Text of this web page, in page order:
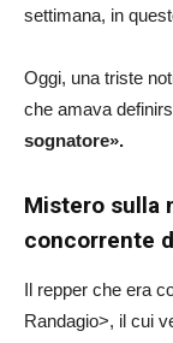
settimana, in
Oggi, una triste
che amava
sognatore».
Mistero sulla
concorrente
Il repper che era
Randagio>, il cui